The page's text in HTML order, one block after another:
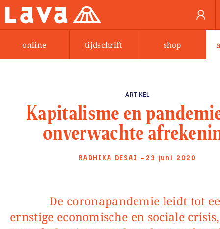
online tijdschrift shop
ARTIKEL
Kapitalisme en
onverwachte
RADHIKA DESAI —23 juni 2020
De coronapandemie leidt tot een
ernstige economische en sociale